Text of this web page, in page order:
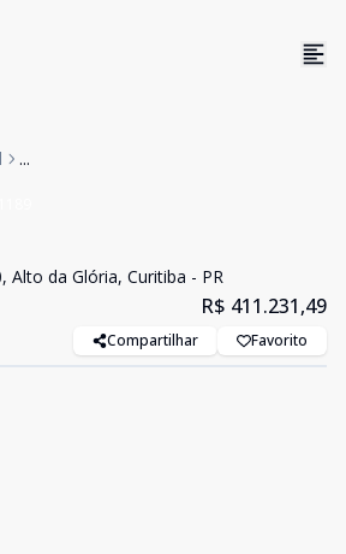
...
Alto da Glória, Curitiba - PR
R$ 411.231,49
Compartilhar Favorito